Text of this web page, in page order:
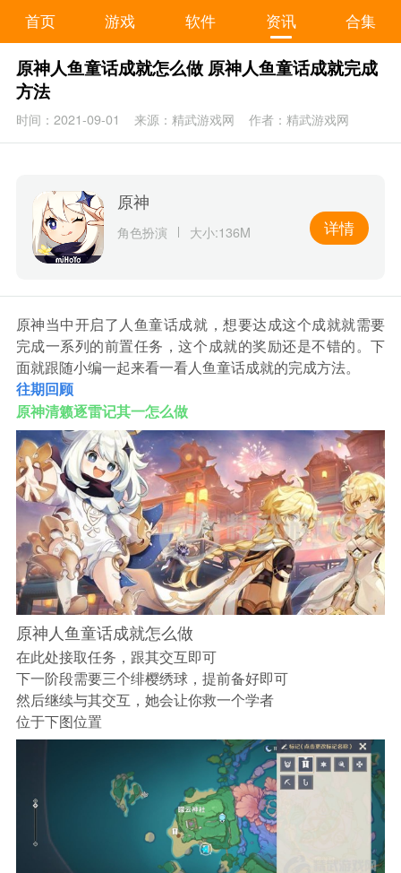
首页 游戏 软件 资讯 合集
原神人鱼童话成就怎么做 原神人鱼童话成就完成
方法
时间：2021-09-01 来源：精武游戏网 作者：精武游戏网
原神
角色扮演 大小:136M 详情
原神当中开启了人鱼童话成就，想要达成这个成就就需要
完成一系列的前置任务，这个成就的奖励还是不错的。下
面就跟随小编一起来看一看人鱼童话成就的完成方法。
往期回顾
原神清籁逐雷记其一怎么做
原神人鱼童话成就怎么做
在此处接取任务，跟其交互即可
下一阶段需要三个绯樱绣球，提前备好即可
然后继续与其交互，她会让你救一个学者
位于下图位置